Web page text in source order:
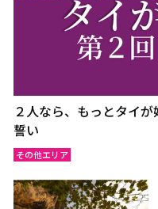
２人なら、もっとタイ
誓い
その他エリア